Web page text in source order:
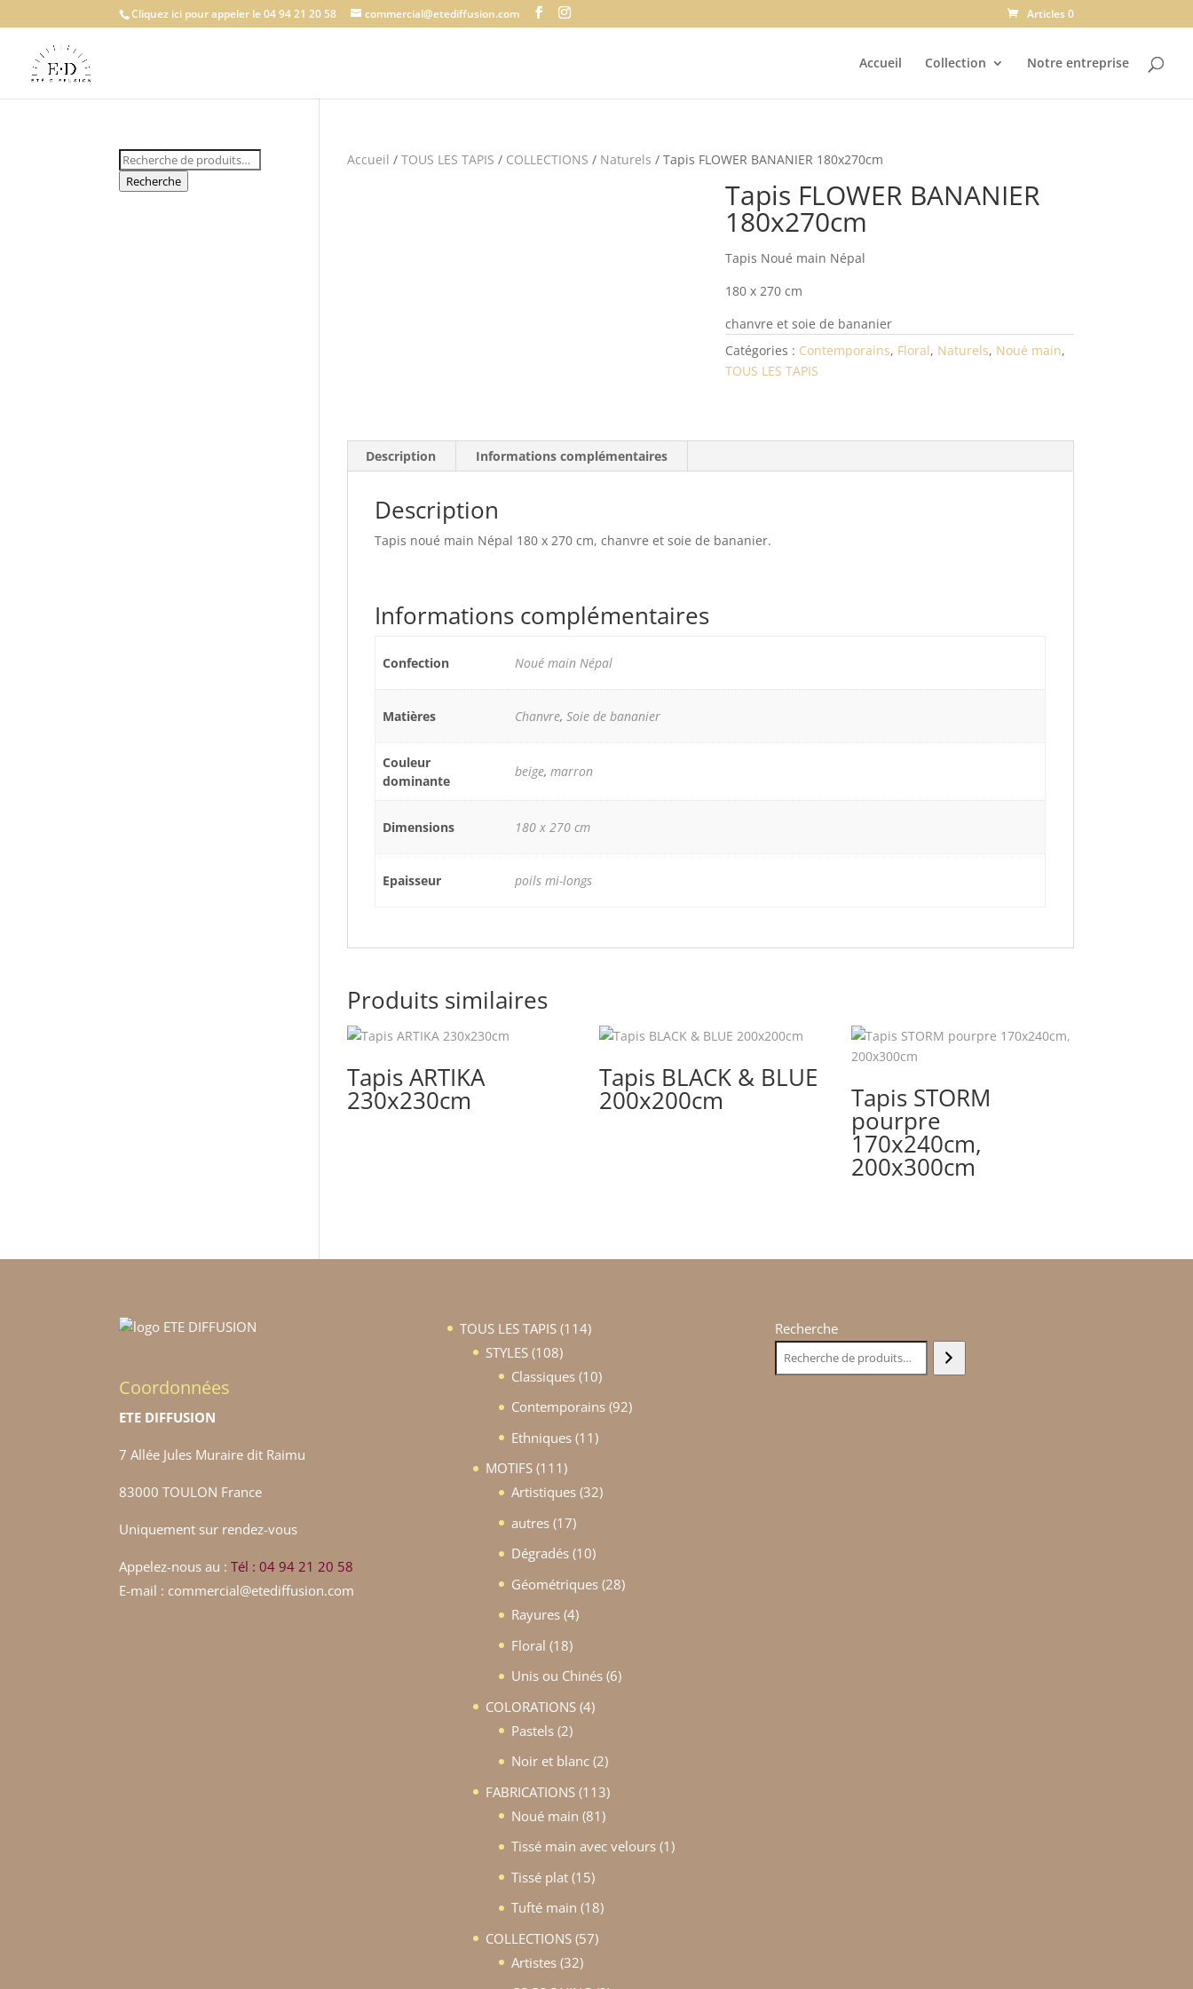
Cliquez ici pour appeler le 04 94 21 20 58 commercial@etediffusion.com Articles 0
Accueil Collection Notre entreprise
Accueil /TOUS LES TAPIS / COLLECTIONS / Naturels / Tapis FLOWER BANANIER 180x270cm
Tapis FLOWER BANANIER
180x270cm
Tapis Noué main Népal
180 x 270 cm
chanvre et soie de bananier
Catégories : Contemporains, Floral, Naturels, Noué main,
TOUS LES TAPIS
Description Informations complémentaires
Description
Tapis noué main Népal 180 x 270 cm, chanvre et soie de bananier.
Informations complémentaires
Confection Noué main Népal
Matières Chanvre,Soie de bananier
Couleur
dominante
beige,marron
Dimensions 180 x 270 cm
Epaisseur poils mi-longs
Produits similaires
Tapis ARTIKA
230x230cm
Tapis BLACK & BLUE
200x200cm Tapis STORM
pourpre
170x240cm,
200x300cm
Recherche
pour :
Recherche
Coordonnées
ETE DIFFUSION
7 Allée Jules Muraire dit Raimu
83000 TOULON France
Uniquement sur rendez-vous
Appelez-nous au :Tél : 04 94 21 20 58
E-mail : commercial@etediffusion.com
TOUS LES TAPIS 114114
STYLES 108108
produits
Classiques 1010
produits
Contemporains 9292
Ethniques 1111
MOTIFS 111111
produits
Artistiques 3232
autres 1717
produits
Dégradés 1010
produits
Géométriques 2828
Rayures 44
Floral 1818
produits
Unis ou Chinés 66
COLORATIONS 44
Pastels 22
produits
Noir et blanc 22
produits
FABRICATIONS 113113
produits
Noué main 8181
produits
Tissé main avec velours 11
Tissé plat 1515
produits
Tufté main 1818
COLLECTIONS 5757
Artistes 3232
produits
Recherche